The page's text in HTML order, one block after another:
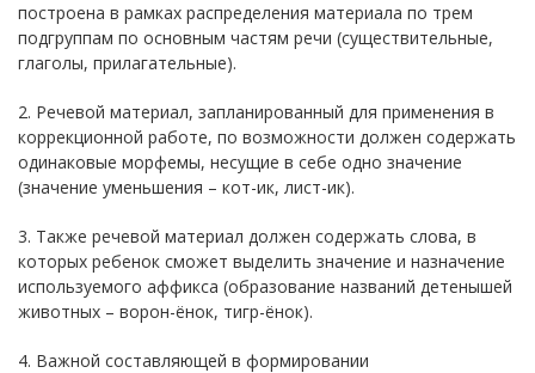
построена в рамках распределения материала по трем
подгруппам по основным частям речи (существительные,
глаголы, прилагательные).
2. Речевой материал, запланированный для применения в
коррекционной работе, по возможности должен содержать
одинаковые морфемы, несущие в себе одно значение
(значение уменьшения – кот-ик, лист-ик).
3. Также речевой материал должен содержать слова, в
которых ребенок сможет выделить значение и назначение
используемого аффикса (образование названий детенышей
животных – ворон-ёнок, тигр-ёнок).
4. Важной составляющей в формировании